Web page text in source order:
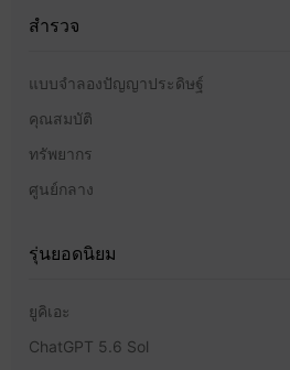
สำรวจ
แบบจำลองปัญญาประดิษฐ์
คุณสมบัติ
ทรัพยากร
ศูนย์กลาง
รุ่นยอดนิยม
ยูคิเอะ
ChatGPT 5.6 Sol